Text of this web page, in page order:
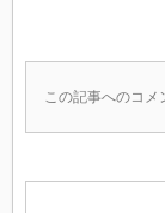
この記事へのコメ